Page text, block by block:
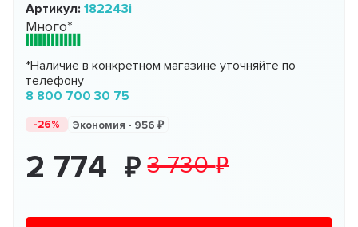
Артикул:182243i
Много*
*Наличие в конкретном магазине уточняйте по
телефону
8 800 700 30 75
-26% Экономия - 956
2 774 3 730